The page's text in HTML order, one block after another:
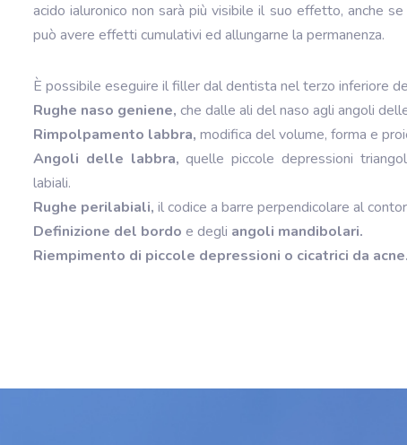
acido ialuronico non sarà più visibile il suo effetto, anche
può avere effetti cumulativi ed allungarne la permanenza.
È possibile eseguire il filler dal dentista nel terzo inferiore
Rughe naso geniene, che dalle ali del naso agli angoli
Rimpolpamento labbra, modifica del volume, forma e
Angoli delle labbra, quelle piccole depressioni
labiali.
Rughe perilabiali, il codice a barre perpendicolare al
Definizione del bordo e degli angoli mandibolari.
Riempimento di piccole depressioni o cicatrici da acne.